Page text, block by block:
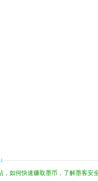
，如何快速赚取墨币，了解墨客安